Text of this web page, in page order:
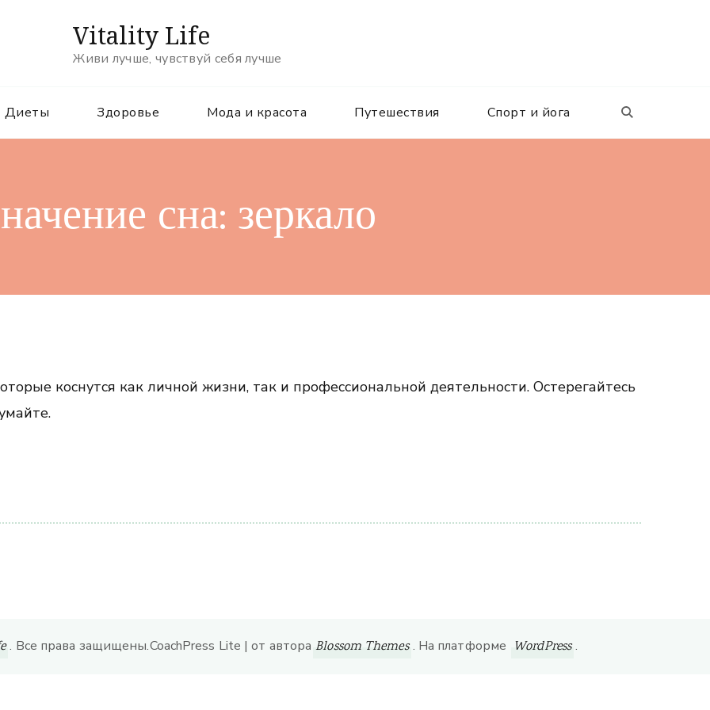
Vitality Life
Живи лучше, чувствуй себя лучше
Диеты Здоровье Мода и красота Путешествия Спорт и йога
сна: зеркало
коснутся как личной жизни, так и профессиональной деятельности. Остерегайтесь
. Все права защищены.CoachPress Lite | от автора Blossom Themes . На платформе WordPress .